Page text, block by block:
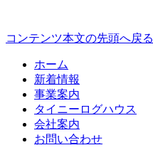
コンテンツ本文の先頭へ戻る
ホーム
新着情報
事業案内
タイニーログハウス
会社案内
お問い合わせ